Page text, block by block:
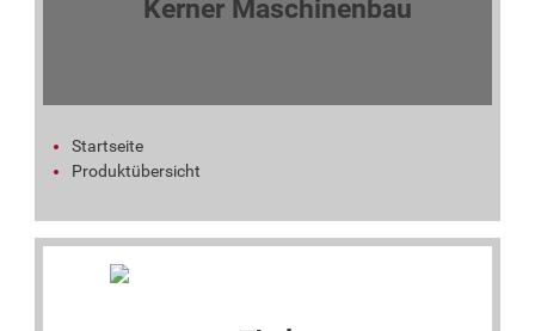
Startseite
Produktübersicht